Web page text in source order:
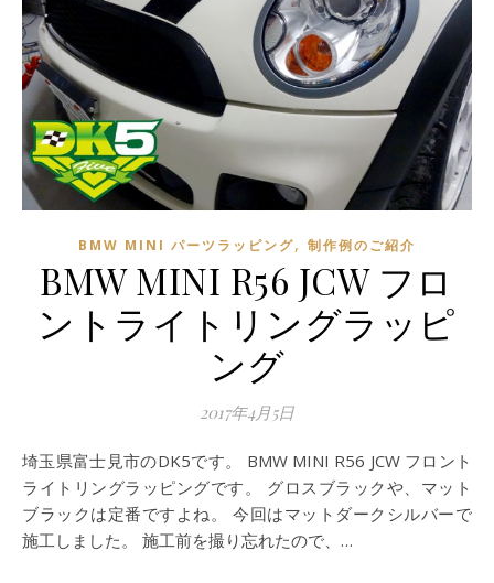
BMW MINI パーツラッピング, 制作例のご紹介
BMW MINI R56 JCW フロ
ントライトリングラッピ
ング
2017年4月5日
埼玉県富士見市のDK5です。 BMW MINI R56 JCW フロント
ライトリングラッピングです。 グロスブラックや、マット
ブラックは定番ですよね。 今回はマットダークシルバーで
施工しました。 施工前を撮り忘れたので、…